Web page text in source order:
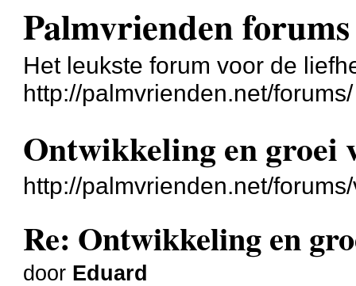
Palmvrienden forums
Het leukste forum voor de
http://palmvrienden.net/forums/
Ontwikkeling en groei
http://palmvrienden.net/
Re: Ontwikkeling en
door Eduard